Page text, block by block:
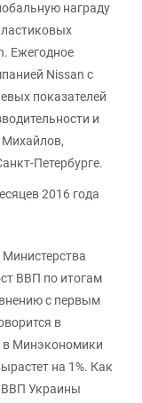
награду
Ежегодное
Nissan с
показателей
и
Петербурге.
2016 года
ВВП по итогам
с первым
в
в Минэкономики
на 1%. Как
ВВП Украины